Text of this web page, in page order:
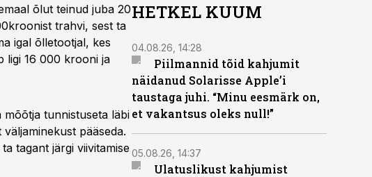
õlut teinud juba 20
trahvi, sest ta
igal õlletootjal, kes
ligi 16 000 krooni ja
mõõtja tunnistuseta läbi
pääseda.
tagant järgi viivitamise
HETKEL KUUM
04.08.26, 14:28
Piilmannid tõid kahjumit
näidanud Solarisse Apple’i
taustaga juhi. “Minu eesmärk on,
et vakantsus oleks null!”
05.08.26, 14:37
Ulatuslikust kahjumist